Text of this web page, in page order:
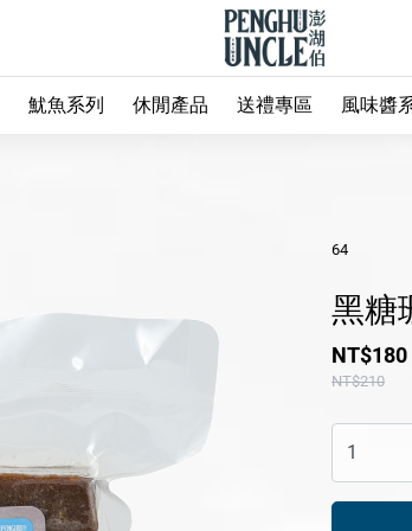
魷魚系列 休閒產品 送禮專區 風味醬
64
黑糖
NT$180
NT$210